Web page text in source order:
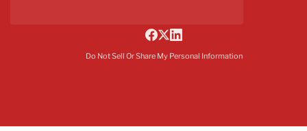
Do Not Sell Or Share My Personal Information